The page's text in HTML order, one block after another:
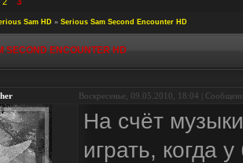
Sam HD » Serious Sam Second Encounter HD
SECOND ENCOUNTER HD
Воскресенье, 09.05.2010, 18:04 |
На счёт
играть, когда